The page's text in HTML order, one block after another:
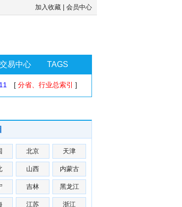
加入收藏 会员中心
交易中心 TAGS
[ 分省、行业总索引 ]
北京 天津
山西 内蒙古
吉林 黑龙江
江苏 浙江